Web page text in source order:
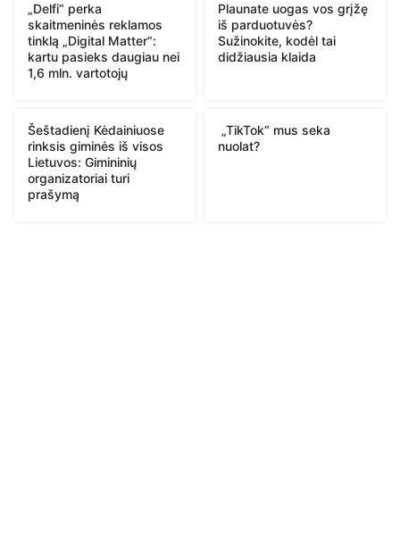
„Delfi“ perka
skaitmeninės reklamos
tinklą „Digital Matter“:
kartu pasieks daugiau nei
1,6 mln. vartotojų
Plaunate uogas vos grįžę
iš parduotuvės?
Sužinokite, kodėl tai
didžiausia klaida
Šeštadienį Kėdainiuose
rinksis giminės iš visos
Lietuvos: Gimininių
organizatoriai turi
prašymą
„TikTok“ mus seka
nuolat?